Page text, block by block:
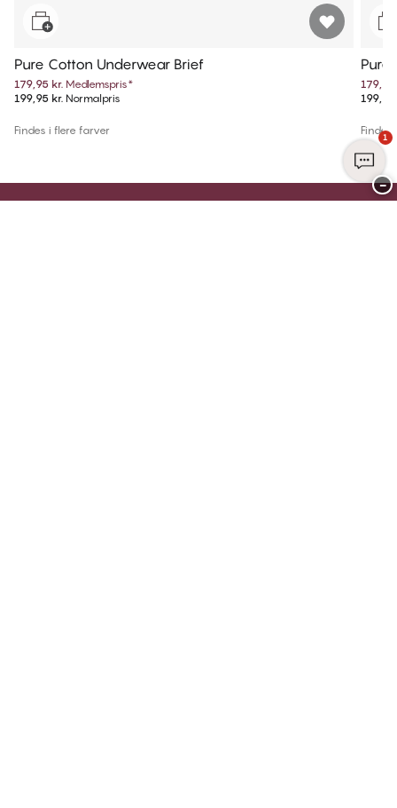
Pure Cotton Underwear Brief
179,95 kr. Medlemspris*
199,95 kr. Normalpris
Findes i flere farver
Pure
179,95
199,95
Findes
1
−